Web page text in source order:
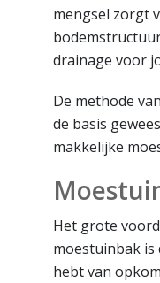
mengsel zorgt
drainage voor
De methode
de basis
makkelijke
Het grote
moestuinbak is
hebt van